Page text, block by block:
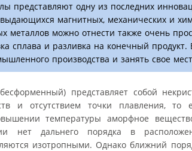
представляют одну из последних
магнитных, механических и
металлов можно отнести также очень
сплава и разливка на конечный
производства и занять свое
представляет собой
и отсутствием точки плавления,
температуры аморфное
нет дальнего порядка в
изотропными. Однако ближний